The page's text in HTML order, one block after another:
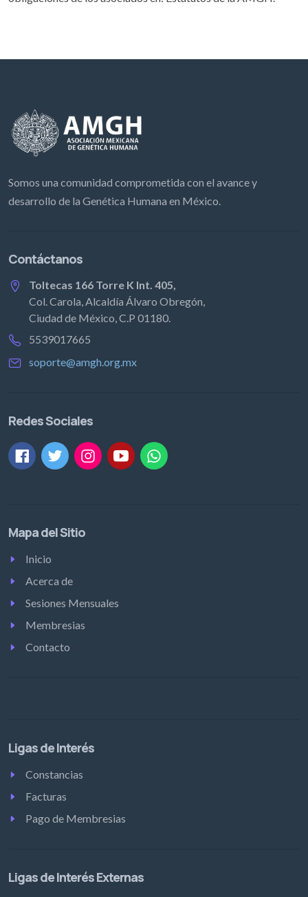
Somos una comunidad comprometida con el avance y
desarrollo de la Genética Humana en México.
Contáctanos
Toltecas 166 Torre K Int. 405,
Col. Carola, Alcaldía Álvaro Obregón,
Ciudad de México, C.P 01180.
5539017665
soporte@amgh.org.mx
Redes Sociales
Mapa del Sitio
Inicio
Acerca de
Sesiones Mensuales
Membresias
Contacto
Ligas de Interés
Constancias
Facturas
Pago de Membresias
Ligas de Interés Externas